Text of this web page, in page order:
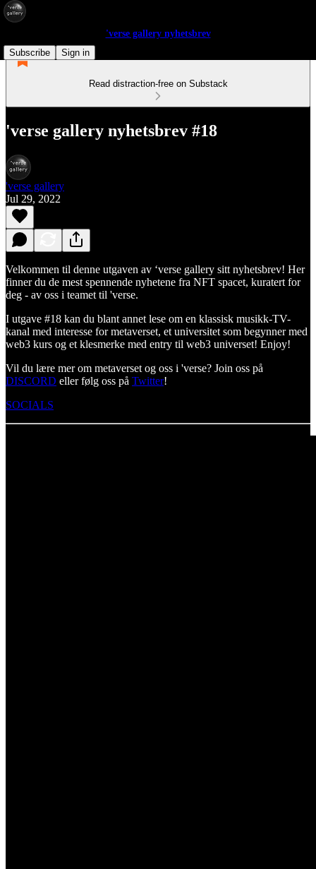
'verse gallery nyhetsbrev
Subscribe
Sign in
Read distraction-free on Substack
'verse gallery nyhetsbrev #18
'verse gallery
Jul 29, 2022
Velkommen til denne utgaven av ‘verse gallery sitt nyhetsbrev! Her
finner du de mest spennende nyhetene fra NFT spacet, kuratert for
deg - av oss i teamet til 'verse.
I utgave #18 kan du blant annet lese om en klassisk musikk-TV-
kanal med interesse for metaverset, et universitet som begynner med
web3 kurs og et klesmerke med entry til web3 universet! Enjoy!
Vil du lære mer om metaverset og oss i 'verse? Join oss på
DISCORD eller følg oss på Twitter!
SOCIALS